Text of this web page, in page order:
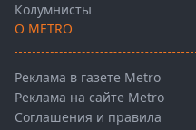
Колумнисты
О METRO
Реклама в газете Metro
Реклама на сайте Metro
Соглашения и правила